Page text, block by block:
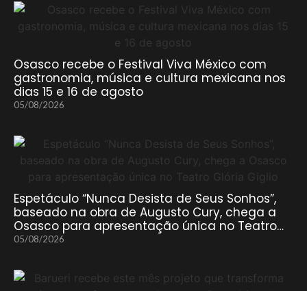
Osasco recebe o Festival Viva México com
gastronomia, música e cultura mexicana nos
dias 15 e 16 de agosto
05/08/2026
Espetáculo “Nunca Desista de Seus Sonhos”,
baseado na obra de Augusto Cury, chega a
Osasco para apresentação única no Teatro…
05/08/2026